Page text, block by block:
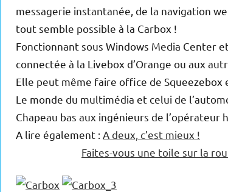
messagerie instantanée, de la navigation
tout semble possible à la Carbox !
Fonctionnant sous Windows Media Center
connectée à la Livebox d’Orange ou aux
Elle peut même faire office de
Le monde du multimédia et celui de
Chapeau bas aux ingénieurs de l’opérateur
A lire également : A deux, c’est mieux !
Faites-vous une toile sur la